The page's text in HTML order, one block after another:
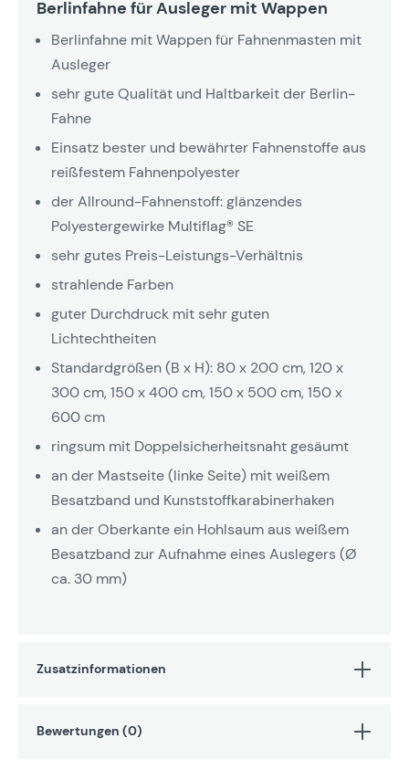
Berlinfahne für Ausleger mit Wappen
Berlinfahne mit Wappen für Fahnenmasten mit
Ausleger
sehr gute Qualität und Haltbarkeit der Berlin-
Fahne
Einsatz bester und bewährter Fahnenstoffe aus
reißfestem Fahnenpolyester
der Allround-Fahnenstoff: glänzendes
Polyestergewirke Multiflag® SE
sehr gutes Preis-Leistungs-Verhältnis
strahlende Farben
guter Durchdruck mit sehr guten
Lichtechtheiten
Standardgrößen (B x H): 80 x 200 cm, 120 x
300 cm, 150 x 400 cm, 150 x 500 cm, 150 x
600 cm
ringsum mit Doppelsicherheitsnaht gesäumt
an der Mastseite (linke Seite) mit weißem
Besatzband und Kunststoffkarabinerhaken
an der Oberkante ein Hohlsaum aus weißem
Besatzband zur Aufnahme eines Auslegers (Ø
ca. 30 mm)
Zusatzinformationen
Bewertungen (0)